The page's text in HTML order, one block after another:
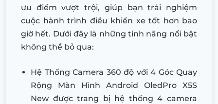
ưu điểm vượt trội, giúp bạn trải nghiệm
cuộc hành trình điều khiển xe tốt hơn bao
giờ hết. Dưới đây là những tính năng nổi bật
không thể bỏ qua:
Hệ Thống Camera 360 độ với 4 Góc Quay
Rộng Màn Hình Android OledPro X5S
New được trang bị hệ thống 4 camera